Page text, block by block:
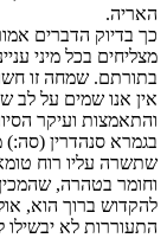
האריה.
כך בדיוק הדברים
מצליחים בכל מיני
בתורתם. שמחה זו
אין אנו שמים על לב
והתאמצות ועיקר
בגמרא סנהדרין (סה:)
שתשרה עליו רוח
וחומר בטהרה,
להקדוש ברוך הוא,
התעוררות לא יבשילו